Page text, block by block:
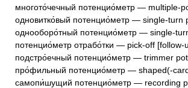
многото́чечный потенцио́метр — multiple-
одновитко́вый потенцио́метр — single-turn
однооборо́тный потенцио́метр — single-
потенцио́метр отрабо́тки — pick-off
подстро́ечный потенцио́метр — trimmer
про́фильный потенцио́метр — shaped(-
самопи́шущий потенцио́метр — recording